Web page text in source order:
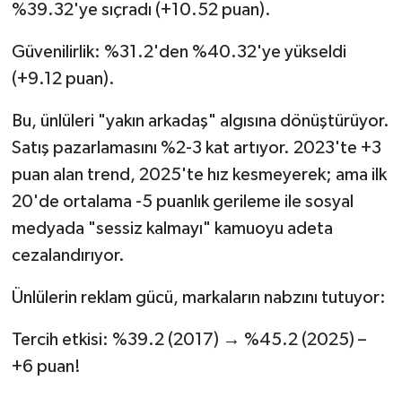
%39.32'ye sıçradı (+10.52 puan).
Güvenilirlik: %31.2'den %40.32'ye yükseldi
(+9.12 puan).
Bu, ünlüleri "yakın arkadaş" algısına dönüştürüyor.
Satış pazarlamasını %2-3 kat artıyor. 2023'te +3
puan alan trend, 2025'te hız kesmeyerek; ama ilk
20'de ortalama -5 puanlık gerileme ile sosyal
medyada "sessiz kalmayı" kamuoyu adeta
cezalandırıyor.
Ünlülerin reklam gücü, markaların nabzını tutuyor:
Tercih etkisi: %39.2 (2017) → %45.2 (2025) –
+6 puan!